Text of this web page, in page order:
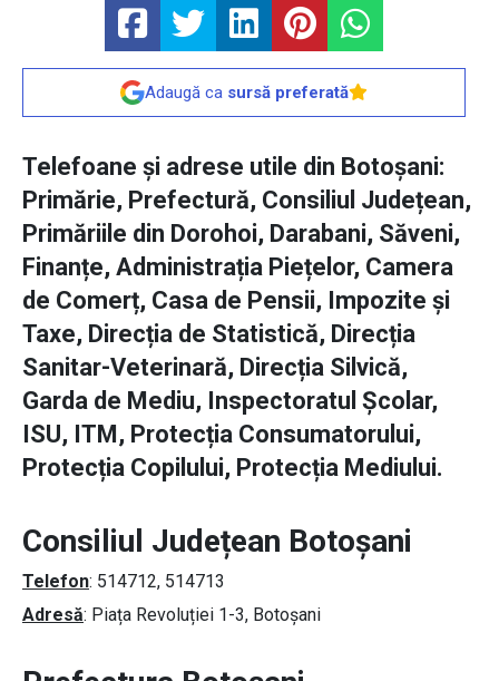
Adaugă ca sursă preferată
Telefoane și adrese utile din Botoșani:
Primărie, Prefectură, Consiliul Județean,
Primăriile din Dorohoi, Darabani, Săveni,
Finanțe, Administrația Piețelor, Camera
de Comerț, Casa de Pensii, Impozite și
Taxe, Direcția de Statistică, Direcția
Sanitar-Veterinară, Direcția Silvică,
Garda de Mediu, Inspectoratul Școlar,
ISU, ITM, Protecția Consumatorului,
Protecția Copilului, Protecția Mediului.
Consiliul Județean Botoșani
Telefon: 514712, 514713
Adresă: Piața Revoluției 1-3, Botoșani